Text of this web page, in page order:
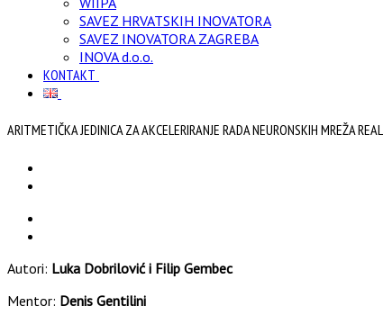
SAVEZ HRVATSKIH INOVATORA
SAVEZ INOVATORA ZAGREBA
INOVA d.o.o.
KONTAKT
ARITMETIČKA JEDINICA ZA AKCELERIRANJE RADA NEURONSKIH MREŽA
Autori: Luka Dobrilović i Filip Gembec
Mentor: Denis Gentilini